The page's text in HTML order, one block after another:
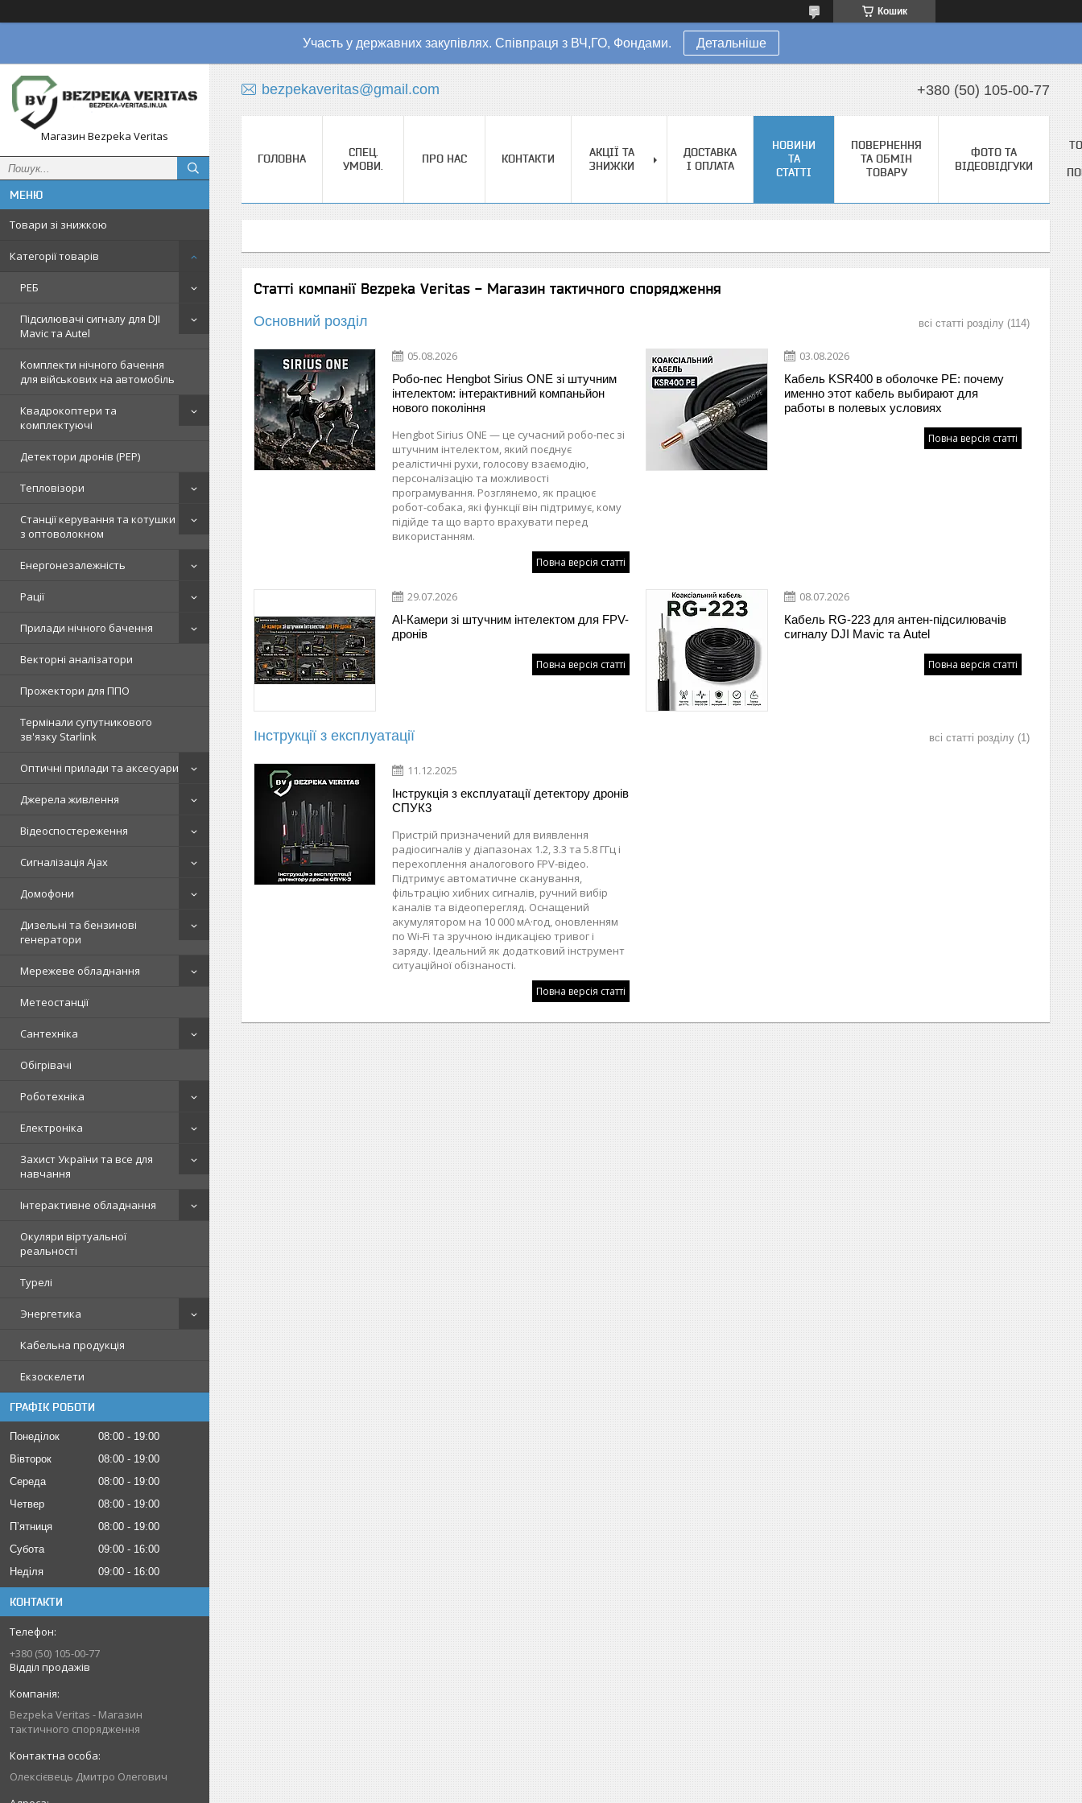
Кошик
Участь у державних закупівлях. Співпраця з ВЧ,ГО, Фондами. Детальніше
Магазин Bezpeka Veritas
Товари зі знижкою
Категорії товарів
РЕБ
Підсилювачі сигналу для DJI
Mavic та Autel
Комплекти нічного бачення
для військових на автомобіль
Квадрокоптери та
комплектуючі
Детектори дронів (РЕР)
Тепловізори
Станції керування та котушки
з оптоволокном
Енергонезалежність
Рації
Прилади нічного бачення
Векторні аналізатори
Прожектори для ППО
Термінали супутникового
зв'язку Starlink
Оптичні прилади та аксесуари
Джерела живлення
Відеоспостереження
Сигналізація Ajax
Домофони
Дизельні та бензинові
генератори
Мережеве обладнання
Метеостанції
Сантехніка
Обігрівачі
Роботехніка
Електроніка
Захист України та все для
навчання
Інтерактивне обладнання
Окуляри віртуальної
реальності
Турелі
Энергетика
Кабельна продукція
Екзоскелети
ГРАФІК РОБОТИ
Понеділок 08:00
19:00
Вівторок
08:00
19:00
Середа
08:00
19:00
Четвер
08:00
19:00
Пʼятниця
08:00
19:00
Субота
09:00
16:00
Неділя
09:00 16:00
КОНТАКТИ
+380 (50) 105-00-77
Відділ продажів
Bezpeka Veritas - Магазин
тактичного спорядження
Олексієвець Дмитро Олегович
bezpekaveritas@gmail.com +380 (50) 105-00-77
ГОЛОВНА
СПЕЦ.
УМОВИ.
ПРО НАС КОНТАКТИ
АКЦІЇ ТА
ЗНИЖКИ
ДОСТАВКА
І ОПЛАТА
НОВИНИ
ТА
СТАТТІ
ПОВЕРНЕННЯ
ТА ОБМІН
ТОВАРУ
ФОТО ТА
ВІДЕОВІДГУКИ
Статті компанії Bezpeka Veritas - Магазин тактичного спорядження
Основний розділ
05.08.2026
Робо-пес Hengbot Sirius ONE зі штучним
інтелектом: інтерактивний компаньйон
нового покоління
Hengbot Sirius ONE — це сучасний робо-пес зі
штучним інтелектом, який поєднує
реалістичні рухи, голосову взаємодію,
персоналізацію та можливості
програмування. Розглянемо, як працює
робот-собака, які функції він підтримує, кому
підійде та що варто врахувати перед
використанням.
Повна версія статті
03.08.2026
Кабель KSR400 в оболочке PE: почему
именно этот кабель выбирают для
работы в полевых условиях
Повна версія статті
29.07.2026
Al-Камери зі штучним інтелектом для FPV-
дронів
Повна версія статті
08.07.2026
Кабель RG-223 для антен-підсилювачів
сигналу DJI Mavic та Autel
Повна версія статті
всі статті розділу 114
Інструкції з експлуатації
11.12.2025
Інструкція з експлуатації детектору дронів
СПУК3
Пристрій призначений для виявлення
радіосигналів у діапазонах 1.2, 3.3 та 5.8 ГГц і
перехоплення аналогового FPV-відео.
Підтримує автоматичне сканування,
фільтрацію хибних сигналів, ручний вибір
каналів та відеоперегляд. Оснащений
акумулятором на 10 000 мА·год, оновленням
по Wi-Fi та зручною індикацією тривог і
заряду. Ідеальний як додатковий інструмент
ситуаційної обізнаності.
Повна версія статті
всі статті розділу 1